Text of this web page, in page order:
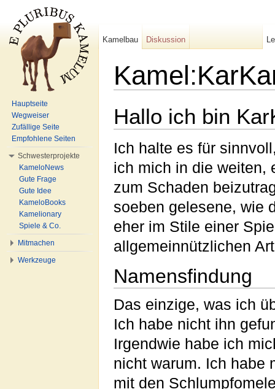
Hallo ich bin
Ich halte es für
ich mich in die weiten,
zum Schaden
soeben gelesene, wie
eher im Stile einer
allgemeinnützlichen
Namensfindung
Das einzige, was ich
Ich habe nicht ihn
Irgendwie habe ich
nicht warum. Ich habe
mit den
Kamelbau Diskussion
Hauptseite
Wegweiser
Zufällige Seite
Empfohlene Seiten
Schwesterprojekte
KameloNews
Gute Frage
Gute Idee
KameloBooks
Kamelionary
Spiele & Co.
Mitmachen
Werkzeuge